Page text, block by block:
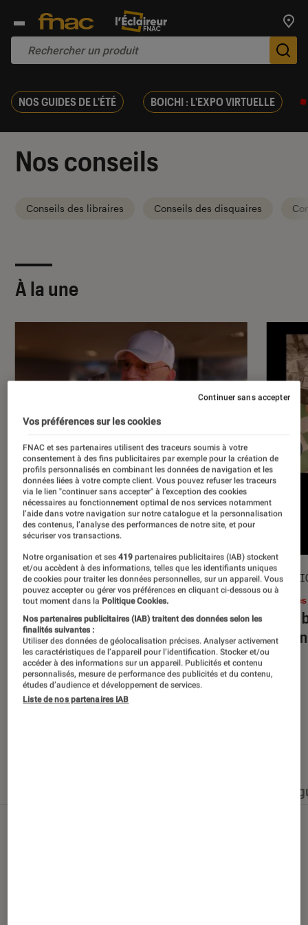
NOS GUIDES DE L'ÉTÉ BOICHI : L'EXPO VIRTUELLE
Nos conseils
Conseils des libraires Conseils des disquaires
À la une
Dans la bulle… avec Gaëtan Roussel
ACTU
Musique • 17 juil. 2026
Sélections et
Vos préférences sur les cookies
FNAC et ses partenaires utilisent des traceurs soumis à votre
consentement à des fins publicitaires par exemple pour la création de
profils personnalisés en combinant les données de navigation et les
données liées à votre compte client. Vous pouvez refuser les traceurs
via le lien "continuer sans accepter" à l’exception des cookies
nécessaires au fonctionnement optimal de nos services notamment
l’aide dans votre navigation sur notre catalogue et la personnalisation
des contenus, l’analyse des performances de notre site, et pour
sécuriser vos transactions.
Notre organisation et ses419 partenaires publicitaires (IAB) stockent
et/ou accèdent à des informations, telles que les identifiants uniques
de cookies pour traiter les données personnelles, sur un appareil. Vous
pouvez accepter ou gérer vos préférences en cliquant ci-dessous ou à
tout moment dans la Politique Cookies.
Nos partenaires publicitaires (IAB) traitent des données selon les
finalités suivantes :
Utiliser des données de géolocalisation précises. Analyser activement
les caractéristiques de l’appareil pour l’identification. Stocker et/ou
accéder à des informations sur un appareil. Publicités et contenu
personnalisés, mesure de performance des publicités et du contenu,
études d’audience et développement de services.
Liste de nos partenaires IAB
Continuer sans accepter